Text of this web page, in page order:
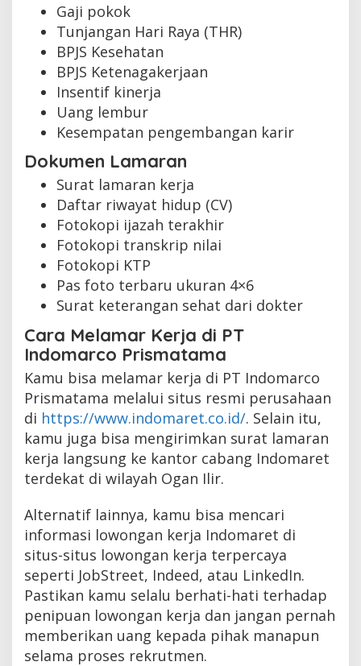
Gaji pokok
Tunjangan Hari Raya (THR)
BPJS Kesehatan
BPJS Ketenagakerjaan
Insentif kinerja
Uang lembur
Kesempatan pengembangan karir
Dokumen Lamaran
Surat lamaran kerja
Daftar riwayat hidup (CV)
Fotokopi ijazah terakhir
Fotokopi transkrip nilai
Fotokopi KTP
Pas foto terbaru ukuran 4×6
Surat keterangan sehat dari dokter
Cara Melamar Kerja di PT
Indomarco Prismatama
Kamu bisa melamar kerja di PT Indomarco
Prismatama melalui situs resmi perusahaan
di https://www.indomaret.co.id/. Selain itu,
kamu juga bisa mengirimkan surat lamaran
kerja langsung ke kantor cabang Indomaret
terdekat di wilayah Ogan Ilir.
Alternatif lainnya, kamu bisa mencari
informasi lowongan kerja Indomaret di
situs-situs lowongan kerja terpercaya
seperti JobStreet, Indeed, atau LinkedIn.
Pastikan kamu selalu berhati-hati terhadap
penipuan lowongan kerja dan jangan pernah
memberikan uang kepada pihak manapun
selama proses rekrutmen.